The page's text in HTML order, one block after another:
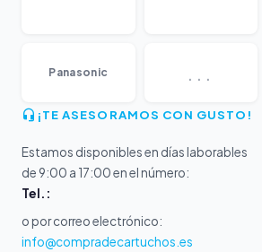
Panasonic
¡TE ASESORAMOS CON GUSTO!
Estamos disponibles en días laborables
de 9:00 a 17:00 en el número:
Tel.:
o por correo electrónico:
info@compradecartuchos.es